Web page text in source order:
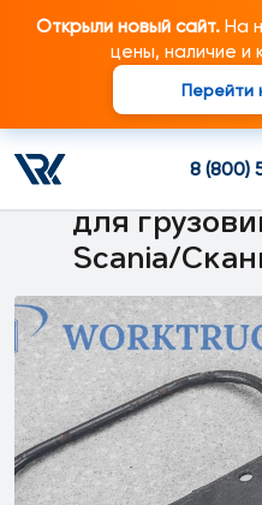
Открыли новый сайт.На
цены, наличие и
Перейти
8 (800)
1394936
в сборе с
для
Scania/